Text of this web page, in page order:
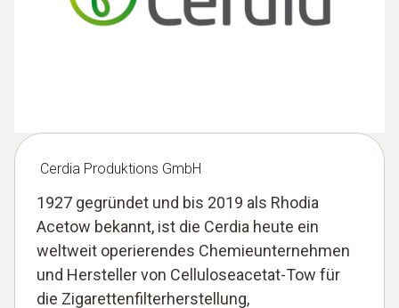
Cerdia Produktions GmbH
1927 gegründet und bis 2019 als Rhodia
Acetow bekannt, ist die Cerdia heute ein
weltweit operierendes Chemieunternehmen
und Hersteller von Celluloseacetat-Tow für
die Zigarettenfilterherstellung,